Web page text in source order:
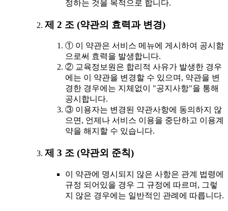
정하는 것을 목적으로 합니다.
제 2 조 (약관의 효력과 변경)
① 이 약관은 서비스 메뉴에 게시하여 공시함
으로써 효력을 발생합니다.
② 교육정보원은 합리적 사유가 발생한 경우
에는 이 약관을 변경할 수 있으며, 약관을 변
경한 경우에는 지체없이 "공지사항"을 통해
공시합니다.
③ 이용자는 변경된 약관사항에 동의하지 않
으면, 언제나 서비스 이용을 중단하고 이용계
약을 해지할 수 있습니다.
제 3 조 (약관외 준칙)
이 약관에 명시되지 않은 사항은 관계 법령에
규정 되어있을 경우 그 규정에 따르며, 그렇
지 않은 경우에는 일반적인 관례에 따릅니다.